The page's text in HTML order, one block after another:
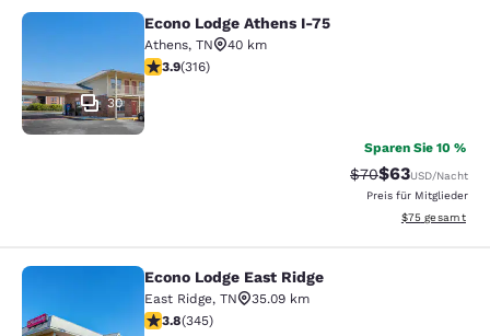
Econo Lodge Athens I-75
30
Econo Lodge Athens I-75
Athens, TN
40 km
3.88-Sterne-Bewertung. Gut. 316 Bewertungen
3.9(316)
Sparen Sie 10 %
$70Vergünstigter
$63USD/Nacht
Preis für Mitglieder
Geschätzte
$75 gesamt
Econo Lodge East Ridge
Econo Lodge East Ridge
East Ridge, TN
35.09 km
3.84-Sterne-Bewertung. Gut. 345 Bewertungen
3.8(345)